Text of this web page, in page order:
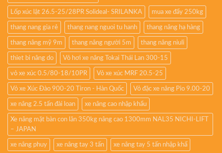
Lốp xúc lật 26.5-25/28PR Solideal- SRILANKA mua xe đẩy 250kg
thang nang gia rẻ thang nang nguoi tu hanh thang nâng hạ hàng
thang nâng mỹ 9m thang nâng người 5m thang nâng niuli
thiet bi nâng do Vỏ hơi xe nâng Tokai Thái Lan 300-15
vỏ xe xúc 0.5/80-18/10PR Vỏ xe xúc MRF 20.5-25
Vỏ xe Xúc Đào 900-20 Tiron - Hàn Quốc Vỏ đặc xe nâng Pio 9.00-20
xe nâng 2.5 tấn đài loan xe nâng cao nhập khẩu
Xe nâng mặt bàn con lăn 350kg nâng cao 1300mm NAL35 NICHI-LIFT
– JAPAN
xe nâng phuy xe nâng tay 3 tấn xe nâng tay 5 tấn nhập khẩ